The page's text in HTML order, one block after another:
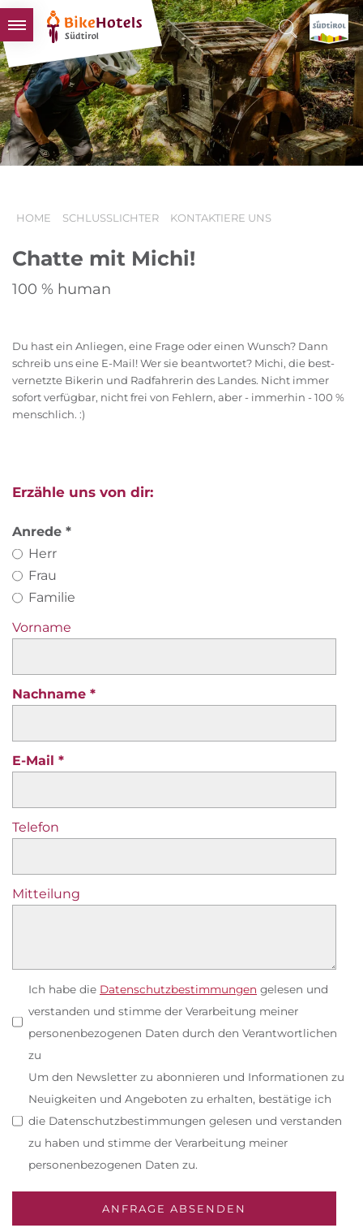
BIKEHOTELS
HOTELS & PAKETE
TOUREN & REVIERE
SÜDTIROL & WIR
HOME SCHLUSSLICHTER KONTAKTIERE UNS
Chatte mit Michi!
100 % human
Du hast ein Anliegen, eine Frage oder einen Wunsch? Dann
schreib uns eine E-Mail! Wer sie beantwortet? Michi, die best-
vernetzte Bikerin und Radfahrerin des Landes. Nicht immer
sofort verfügbar, nicht frei von Fehlern, aber - immerhin - 100 %
menschlich. :)
Erzähle uns von dir:
Anrede
Herr
Frau
Familie
Vorname
Nachname
E-Mail
Telefon
Mitteilung
Ich habe die Datenschutzbestimmungen gelesen und
verstanden und stimme der Verarbeitung meiner
personenbezogenen Daten durch den Verantwortlichen
zu
Um den Newsletter zu abonnieren und Informationen zu
Neuigkeiten und Angeboten zu erhalten, bestätige ich
die Datenschutzbestimmungen gelesen und verstanden
zu haben und stimme der Verarbeitung meiner
personenbezogenen Daten zu.